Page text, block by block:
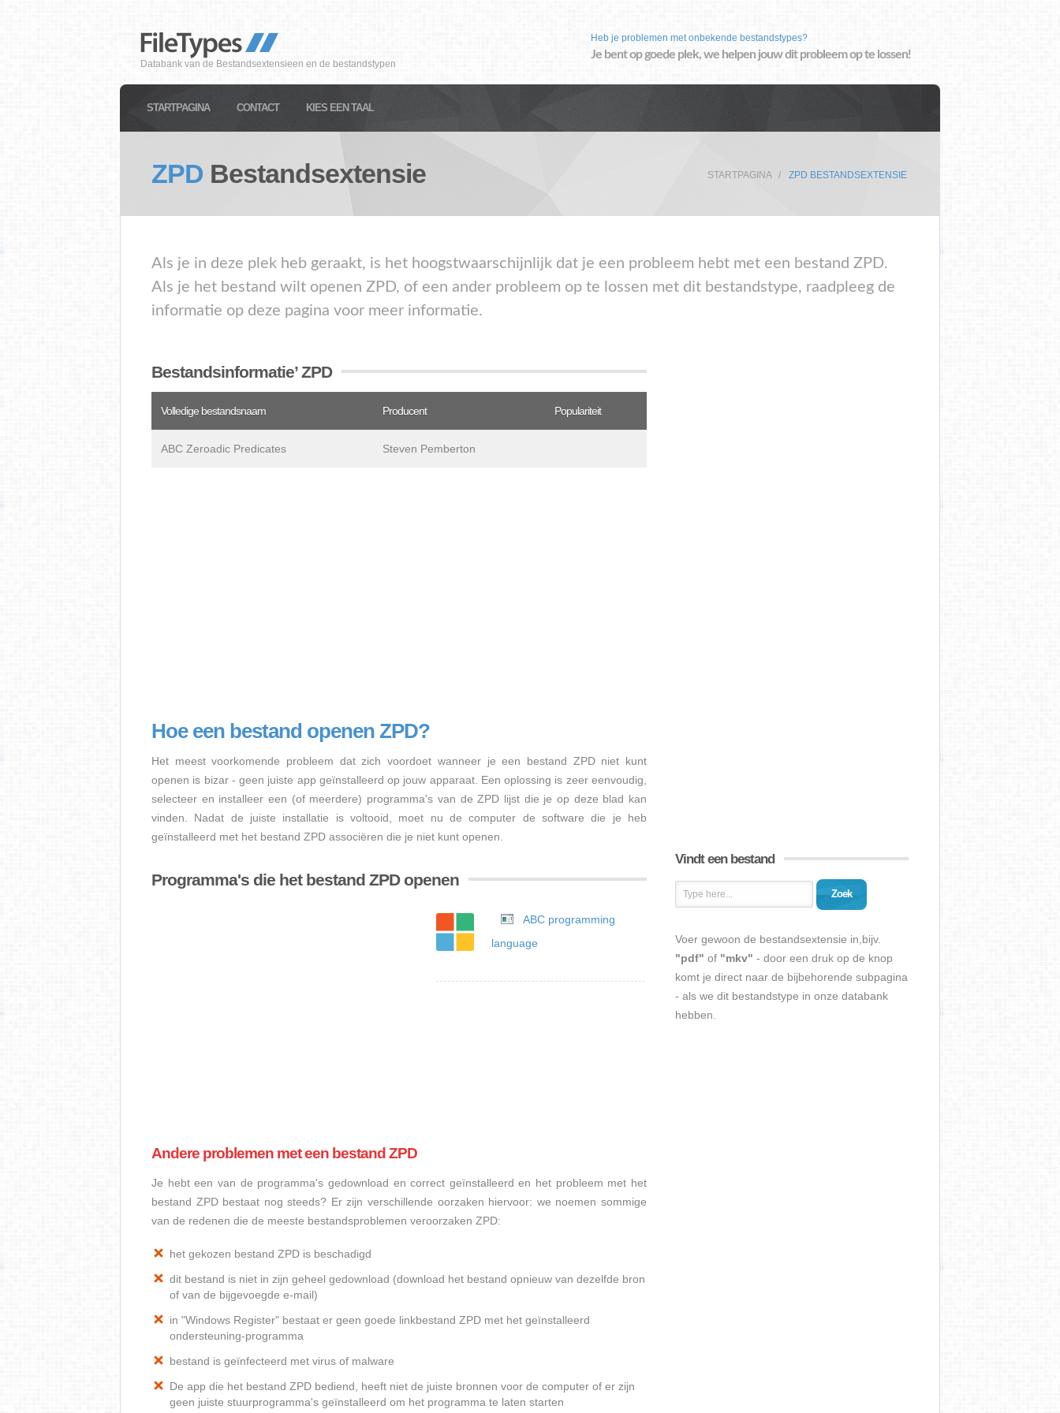
Databank van de Bestandsextensieen en de bestandstypen
Heb je problemen met onbekende bestandstypes?
Je bent op goede plek, we helpen jouw dit probleem op te lossen!
STARTPAGINA CONTACT KIES EEN TAAL
ZPD Bestandsextensie STARTPAGINA ZPD BESTANDSEXTENSIE
Als je in deze plek heb geraakt, is het hoogstwaarschijnlijk dat je een probleem hebt met een bestand ZPD.
Als je het bestand wilt openen ZPD, of een ander probleem op te lossen met dit bestandstype, raadpleeg de
informatie op deze pagina voor meer informatie.
Bestandsinformatie’ ZPD
Volledige bestandsnaam Producent Populariteit
ABC Zeroadic Predicates Steven Pemberton
Hoe een bestand openen ZPD?
Het meest voorkomende probleem dat zich voordoet wanneer je een bestand ZPD niet kunt
openen is bizar - geen juiste app geïnstalleerd op jouw apparaat. Een oplossing is zeer eenvoudig,
selecteer en installeer een (of meerdere) programma's van de ZPD lijst die je op deze blad kan
vinden. Nadat de juiste installatie is voltooid, moet nu de computer de software die je heb
geïnstalleerd met het bestand ZPD associëren die je niet kunt openen.
Programma's die het bestand ZPD openen
ABC programming
language
Andere problemen met een bestand ZPD
Je hebt een van de programma's gedownload en correct geïnstalleerd en het probleem met het
bestand ZPD bestaat nog steeds? Er zijn verschillende oorzaken hiervoor: we noemen sommige
van de redenen die de meeste bestandsproblemen veroorzaken ZPD:
het gekozen bestand ZPD is beschadigd
dit bestand is niet in zijn geheel gedownload (download het bestand opnieuw van dezelfde bron
of van de bijgevoegde e-mail)
in "Windows Register" bestaat er geen goede linkbestand ZPD met het geïnstalleerd
ondersteuning-programma
bestand is geïnfecteerd met virus of malware
De app die het bestand ZPD bediend, heeft niet de juiste bronnen voor de computer of er zijn
geen juiste stuurprogramma's geïnstalleerd om het programma te laten starten
Vindt een bestand
Zoek
Voer gewoon de bestandsextensie in,bijv.
"pdf" of "mkv" - door een druk op de knop
komt je direct naar de bijbehorende subpagina
- als we dit bestandstype in onze databank
hebben.